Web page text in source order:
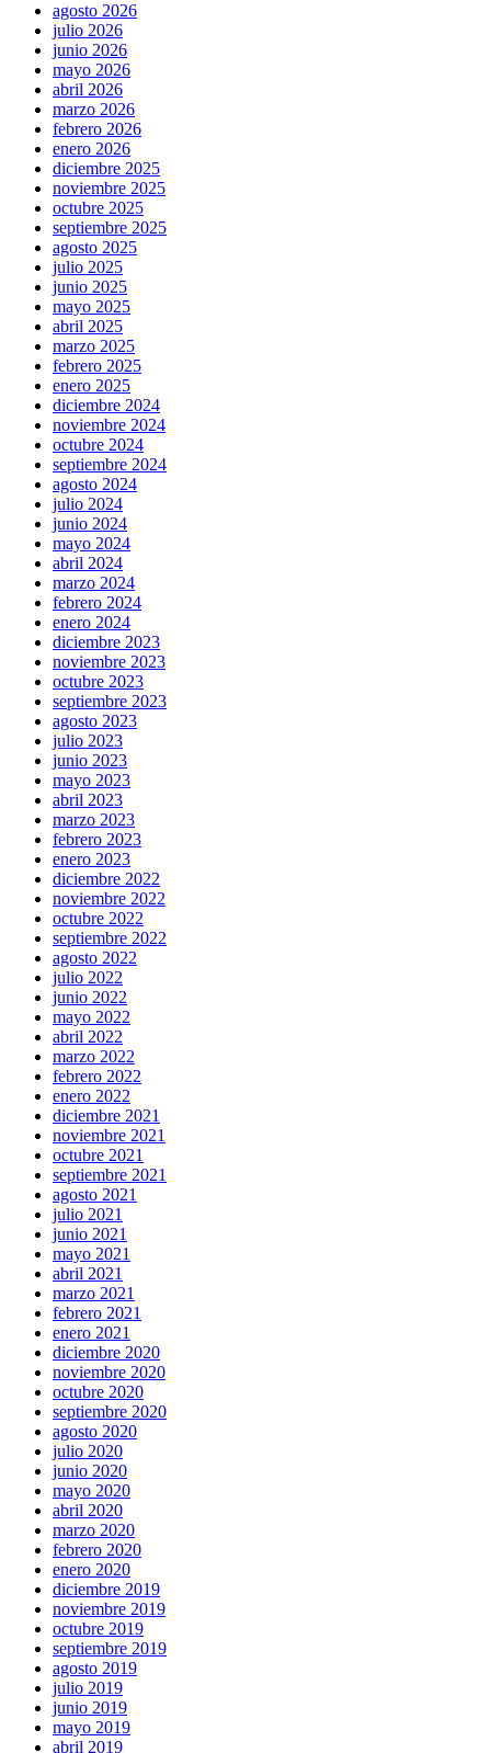
agosto 2026
julio 2026
junio 2026
mayo 2026
abril 2026
marzo 2026
febrero 2026
enero 2026
diciembre 2025
noviembre 2025
octubre 2025
septiembre 2025
agosto 2025
julio 2025
junio 2025
mayo 2025
abril 2025
marzo 2025
febrero 2025
enero 2025
diciembre 2024
noviembre 2024
octubre 2024
septiembre 2024
agosto 2024
julio 2024
junio 2024
mayo 2024
abril 2024
marzo 2024
febrero 2024
enero 2024
diciembre 2023
noviembre 2023
octubre 2023
septiembre 2023
agosto 2023
julio 2023
junio 2023
mayo 2023
abril 2023
marzo 2023
febrero 2023
enero 2023
diciembre 2022
noviembre 2022
octubre 2022
septiembre 2022
agosto 2022
julio 2022
junio 2022
mayo 2022
abril 2022
marzo 2022
febrero 2022
enero 2022
diciembre 2021
noviembre 2021
octubre 2021
septiembre 2021
agosto 2021
julio 2021
junio 2021
mayo 2021
abril 2021
marzo 2021
febrero 2021
enero 2021
diciembre 2020
noviembre 2020
octubre 2020
septiembre 2020
agosto 2020
julio 2020
junio 2020
mayo 2020
abril 2020
marzo 2020
febrero 2020
enero 2020
diciembre 2019
noviembre 2019
octubre 2019
septiembre 2019
agosto 2019
julio 2019
junio 2019
mayo 2019
abril 2019